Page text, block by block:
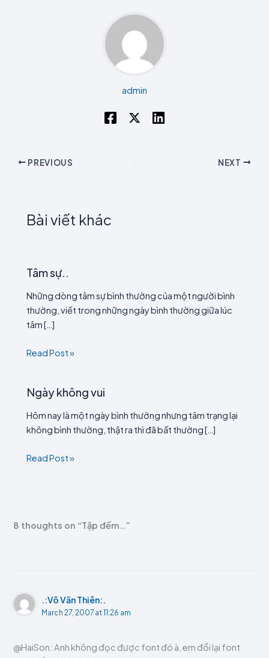
admin
PREVIOUS NEXT
Bài viết khác
Tâm sự..
Những dòng tâm sự bình thường của một người bình
thường, viết trong những ngày bình thường giữa lúc
tâm […]
Read Post »
Ngày không vui
Hôm nay là một ngày bình thường nhưng tâm trạng lại
không bình thường, thật ra thì đã bất thường […]
Read Post »
8 thoughts on “Tập đếm..”
.:Võ Văn Thiên:.
March 27, 2007 at 11:26 am
@HaiSon: Anh không đọc được font đó à, em đổi lại font